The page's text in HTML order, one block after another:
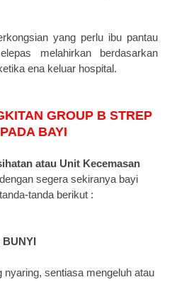
yang perlu ibu pantau
melahirkan berdasarkan
ena keluar hospital.
GROUP B STREP
BAYI
atau Unit Kecemasan
segera sekiranya bayi
tanda berikut :
BUNYI
nyaring, sentiasa mengeluh atau